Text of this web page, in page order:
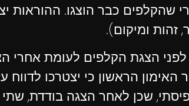
שהקלפים כבר הוצגו. ההוראות
זהות ומיקום).
הצגת הקלפים לעומת אחרי
הראשון כי יצטרכו
שכן לאחר הצגה בודדת,